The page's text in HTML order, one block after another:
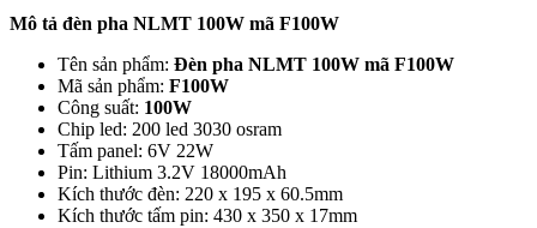
Mô tả đèn pha NLMT 100W mã F100W
Tên sản phẩm: Đèn pha NLMT 100W mã F100W
Mã sản phẩm: F100W
Công suất: 100W
Chip led: 200 led 3030 osram
Tấm panel: 6V 22W
Pin: Lithium 3.2V 18000mAh
Kích thước đèn: 220 x 195 x 60.5mm
Kích thước tấm pin: 430 x 350 x 17mm